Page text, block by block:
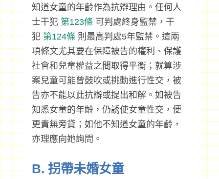
知道女童的年齡作為抗辯理由。任何人
士干犯 第123條 可判處終身監禁，干
犯 第124條 則最高判處5年監禁。這兩
項條文尤其要在保障被告的權利、保護
社會和兒童權益之間取得平衡；就算涉
案兒童可能曾鼓吹或挑動進行性交，被
告亦不能以此抗辯或提出和解。如被告
知悉女童的年齡，仍誘使女童性交，便
更責無旁貸；如他不知道女童的年齡，
亦理應向她詢問。
B. 拐帶未婚女童